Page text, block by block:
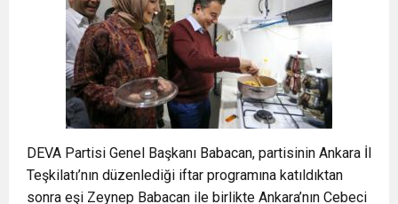
DEVA Partisi Genel Başkanı Babacan, partisinin Ankara İl
Teşkilatı’nın düzenlediği iftar programına katıldıktan
sonra eşi Zeynep Babacan ile birlikte Ankara’nın Cebeci